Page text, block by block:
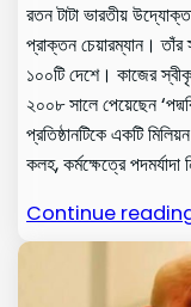
রতন টাটা ভারতীয়
প্রাক্তন চেয়ারম্যান। তাঁর
১০০টি দেশে। কাজের
২০০৮ সালে পেয়েছেন
প্রতিষ্ঠানটিকে একটি
কলহ, কর্মক্ষেত্রে পদমর্যাদা
Continue